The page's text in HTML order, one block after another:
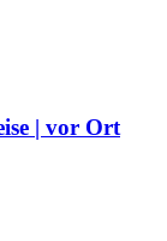
| vor Ort